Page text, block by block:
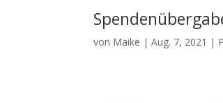
von Maike |Aug. 7, 2021 |